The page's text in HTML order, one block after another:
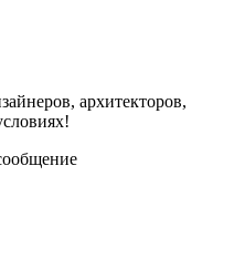
архитекторов,